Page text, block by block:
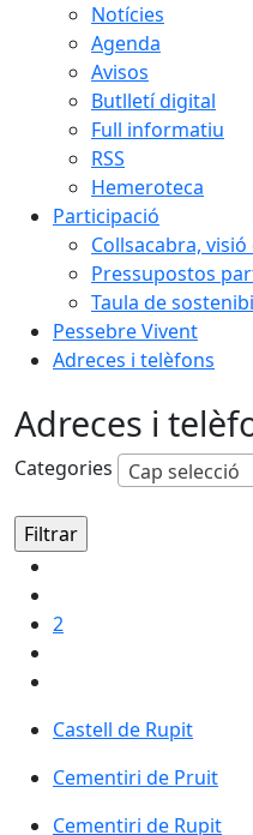
Notícies
Agenda
Avisos
Butlletí digital
Full informatiu
RSS
Hemeroteca
Participació
Collsacabra,
Pressupostos
Taula de
Pessebre Vivent
Adreces i telèfons
Adreces i
Categories Cap selecció
2
Castell de Rupit
Castell de Rupit
Cementiri de Pruit
Cementiri de Rupit